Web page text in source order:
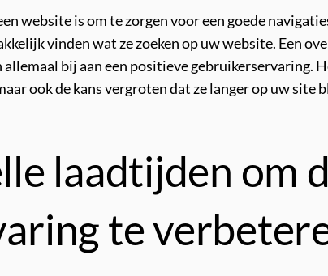
website is om te zorgen voor een goede
vinden wat ze zoeken op uw website. Een
bij aan een positieve gebruikerservaring.
ook de kans vergroten dat ze langer op uw
laadtijden om
te